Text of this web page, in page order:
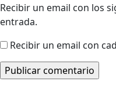
Recibir un email con los
entrada.
Recibir un email con